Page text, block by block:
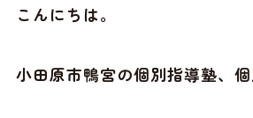
こんにちは。
小田原市鴨宮の個別指導塾、個